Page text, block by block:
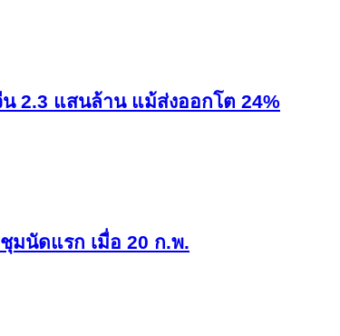
2.3 แสนล้าน แม้ส่งออกโต 24%
มนัดแรก เมื่อ 20 ก.พ.